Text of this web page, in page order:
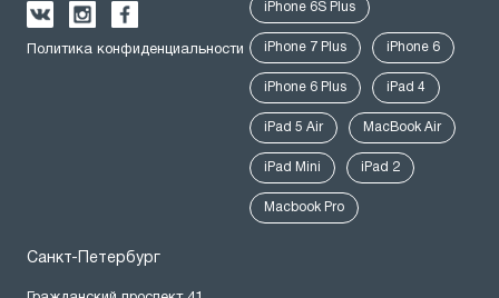
Политика конфиденциальности
iPhone 6S Plus
iPhone 7 Plus iPhone 6
iPhone 6 Plus iPad 4
iPad 5 Air MacBook Air
iPad Mini iPad 2
Macbook Pro
Санкт-Петербург